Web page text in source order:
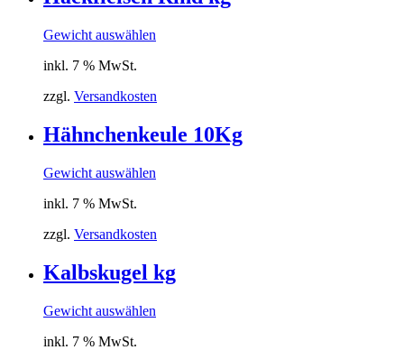
Gewicht auswählen
inkl. 7 % MwSt.
zzgl. Versandkosten
Hähnchenkeule 10Kg
Gewicht auswählen
inkl. 7 % MwSt.
zzgl. Versandkosten
Kalbskugel kg
Gewicht auswählen
inkl. 7 % MwSt.